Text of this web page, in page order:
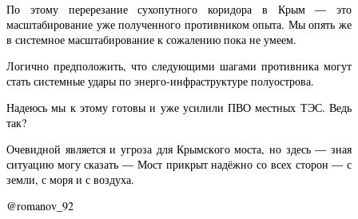
По этому перерезание сухопутного коридора в Крым — это
масштабирование уже полученного противником опыта. Мы опять же
в системное масштабирование к сожалению пока не умеем.
Логично предположить, что следующими шагами противника могут
стать системные удары по энерго-инфраструктуре полуострова.
Надеюсь мы к этому готовы и уже усилили ПВО местных ТЭС. Ведь
так?
Очевидной является и угроза для Крымского моста, но здесь — зная
ситуацию могу сказать — Мост прикрыт надёжно со всех сторон — с
земли, с моря и с воздуха.
@romanov_92